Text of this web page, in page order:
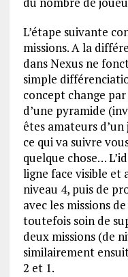
L’étape suivante
missions. A la
dans Nexus ne
simple
concept change
d’une pyramide
êtes amateurs
ce qui va suivre
quelque chose…
ligne face visible et
niveau 4, puis de
avec les missions
toutefois soin de
deux missions (de
similairement
2 et 1.